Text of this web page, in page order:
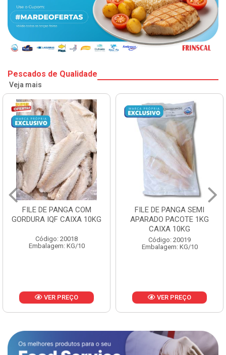
Pescados de Qualidade
Veja mais
FILE DE PANGA COM
GORDURA IQF CAIXA 10KG
Código: 20018
Embalagem: KG/10
VER PREÇO
FILE DE PANGA SEMI
APARADO PACOTE 1KG
CAIXA 10KG
Código: 20019
Embalagem: KG/10
VER PREÇO